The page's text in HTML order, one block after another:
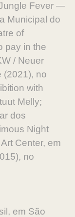
Fever —
Municipal do
of
pay in the
/ Neuer
(2021), no
with
Melly;
dos
Night
Center, em
no
em São